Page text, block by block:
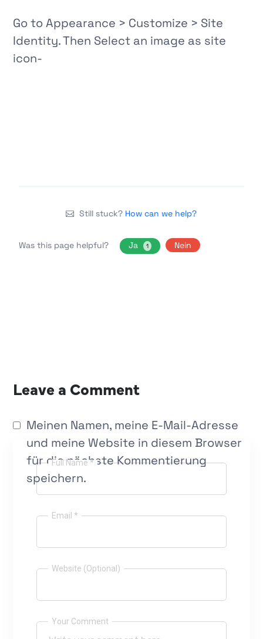
Go to Appearance > Customize > Site
Identity. Then Select an image as site
icon-
Still stuck? How can we help?
Was this page helpful? Ja 1 Nein
Leave a Comment
Full Name *
Email *
Website (Optional)
Meinen Namen, meine E-Mail-Adresse
und meine Website in diesem Browser
für die nächste Kommentierung
speichern.
Your Comment